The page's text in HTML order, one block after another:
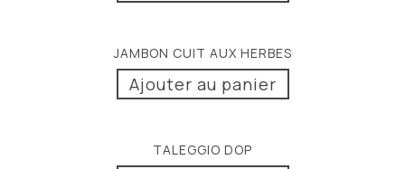
JAMBON CUIT AUX HERBES
Ajouter au panier
TALEGGIO DOP